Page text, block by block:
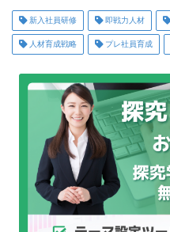
新入社員研修 即戦力人材
人材育成戦略 プレ社員育成